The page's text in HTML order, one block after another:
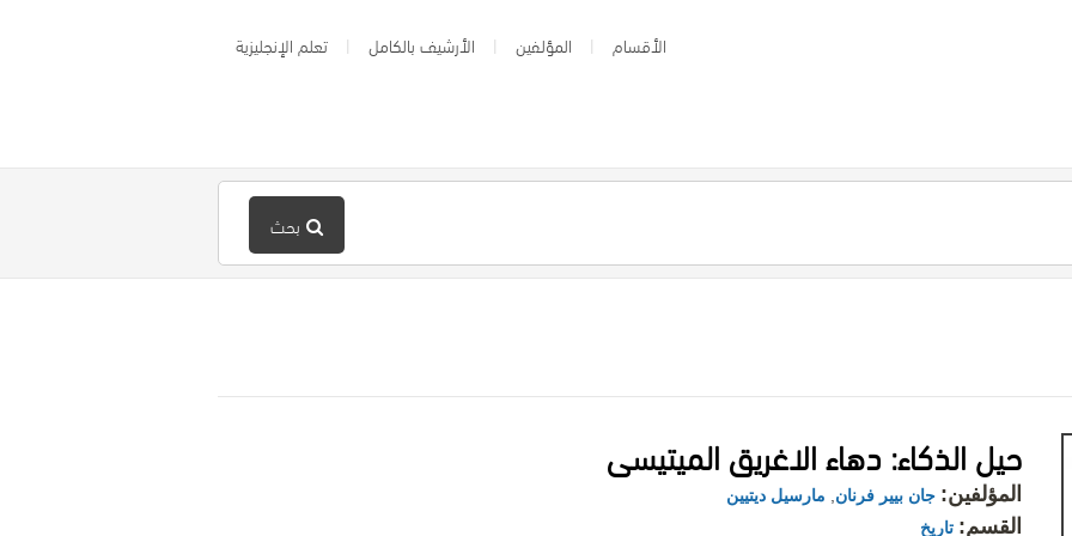
الأقسام المؤلفين الأرشيف بالكامل تعلم الإنجليزية
بحث
حيل الذكاء: دهاء الاغريق الميتيسى
المؤلفين: جان بيير فرنان مارسيل ديتيين
القسم: تاريخ